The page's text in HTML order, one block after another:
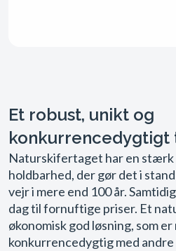
Et robust, unikt og
konkurrencedygtigt
Naturskifertaget har en stærk
holdbarhed, der gør det i
vejr i mere end 100 år.
dag til fornuftige priser. Et
økonomisk god løsning, som
konkurrencedygtig med